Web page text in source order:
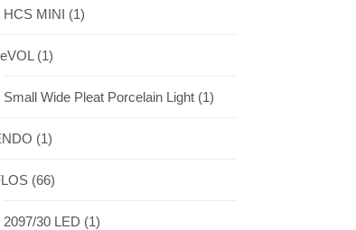
HCS MINI (1)
(1)
Small Wide Pleat Porcelain Light (1)
(1)
(66)
2097/30 LED (1)